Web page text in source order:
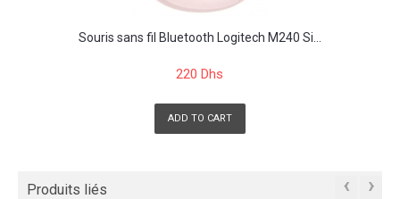
Souris sans fil Bluetooth Logitech M240 Si...
220 Dhs
ADD TO CART
Produits liés ‹ ›